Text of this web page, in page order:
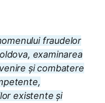
fraudelor
examinarea
și combatere
existente și